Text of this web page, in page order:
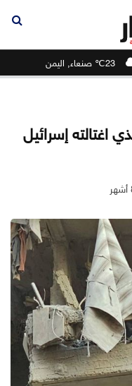
23℃ صنعاء, اليمن
اغتالته إسرائيل